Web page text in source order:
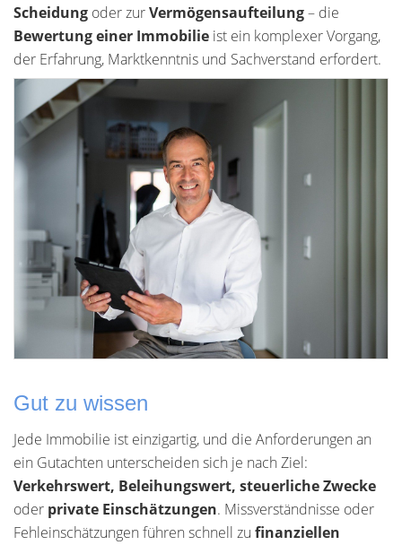
Scheidung oder zurVermögensaufteilung– die
Bewertung einer Immobilie ist ein komplexer Vorgang,
der Erfahrung, Marktkenntnis und Sachverstand erfordert.
Gut zu wissen
Jede Immobilie ist einzigartig, und die Anforderungen an
ein Gutachten unterscheiden sich je nach Ziel:
Verkehrswert, Beleihungswert, steuerliche Zwecke
oder private Einschätzungen. Missverständnisse oder
Fehleinschätzungen führen schnell zu finanziellen